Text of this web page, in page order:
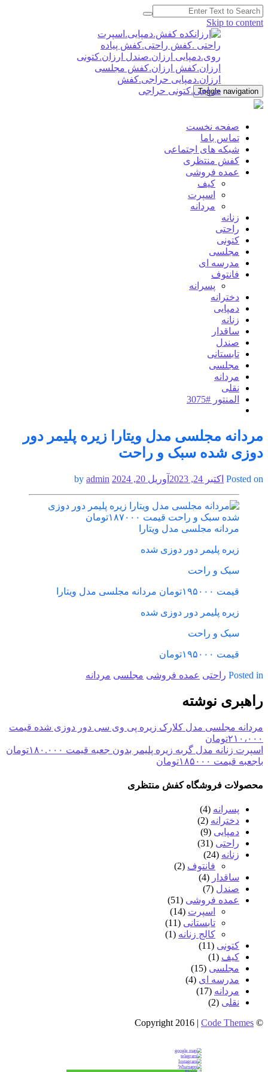
Skip to content
Toggle navigation
ارزانکده کفش.دمپایی.اسپرت راحتی .کفش راحتی.کفش
پیاده روی.دمپایی ارزان.صندل ارزان.کتونی ارزان.کفش
ارزان.کفش مجلسی ارزان.دمپایی حراجی.کفش
حراجی.کتونی حراجی
💐👡 فروش عمده کفش و ارسال به سراسر ایران👢🌷
صفحه نخست
تماس باما
شبکه های اجتماعی
کفش منتظری
عمده فروشی
کیف
اسپرت
مردانه
زنانه
راحتی
کتونی
مجلسی
مدرسه ای
فانتوف
پسرانه
دخترانه
دمپایی
زنانه
ساقدار
صندل
تابستانی
مجلسی
مردانه
نقلی
المنتور #3075
مردانه مجلسی مدل ویتارا زیره پلیمر دور
دوزی شده سبک و راحت
Posted on اکتبر 24, 2023 آوریل 20, 2024 admin
مردانه مجلسی مدل ویتارا
زیره پلیمر دور دوزی شده
سبک و راحت
قیمت ۱۹۵۰۰۰تومان مردانه مجلسی مدل ویتارا
زیره پلیمر دور دوزی شده
سبک و راحت
قیمت ۱۹۵۰۰۰تومان
Posted in راحتی عمده فروشی مجلسی مردانه
راهبری نوشته
مردانه مجلسی مدل کلارک زیره پی وی سی دور دوزی شده قیمت
۲۱۰،۰۰۰تومان
اسپرت زنانه مدل گربه زیره پلیمر بدون جعبه قیمت ۱۸۰.۰۰۰تومان
باجعبه قیمت ۱۸۵۰۰۰تومان
محصولات فروشگاه کفش منتظری
پسرانه (4)
دخترانه (2)
دمپایی (9)
راحتی (31)
زنانه (24)
فانتوف (2)
ساقدار (4)
صندل (7)
عمده فروشی (51)
اسپرت (14)
تابستانی (11)
کالج زنانه (1)
کتونی (11)
کیف (1)
مجلسی (15)
مدرسه ای (4)
مردانه (17)
نقلی (2)
© Copyright 2016 |
Code Themes